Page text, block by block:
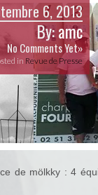
6, 2013
By:amc
No Comments Yet»
in Revue de Presse
de mölkky : 4